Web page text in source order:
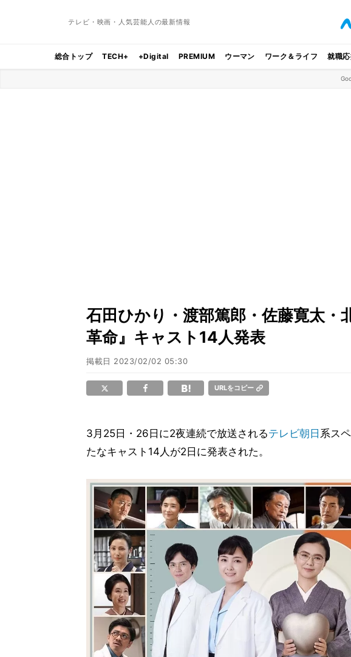
テレビ・映画・人気芸能人の最新情報
総合トップ TECH+ +Digital PREMIUM ウーマン ワーク＆ライフ 就職
石田ひかり・渡部篤郎・佐藤寛太・
革命』キャスト14人発表
掲載日 2023/02/02 05:30
URLをコピー
3月25日・26日に2夜連続で放送されるテレビ朝日 系ス
たなキャスト14人が2日に発表された。